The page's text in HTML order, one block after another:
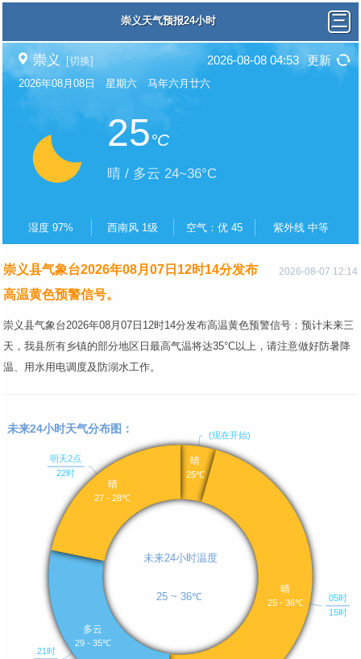
崇义天气预报24小时
崇义 [切换] 2026-08-08 04:53 更新
2026年08月08日 星期六 马年六月廿六
25°C
晴 / 多云 24~36°C
湿度 97% 西南风 1级 空气：优 45 紫外线 中等
2026-08-07 12:14
崇义县气象台2026年08月07日12时14分发布
高温黄色预警信号。
崇义县气象台2026年08月07日12时14分发布高温黄色预警信号：预计未来三
天，我县所有乡镇的部分地区日最高气温将达35°C以上，请注意做好防暑降
温、用水用电调度及防溺水工作。